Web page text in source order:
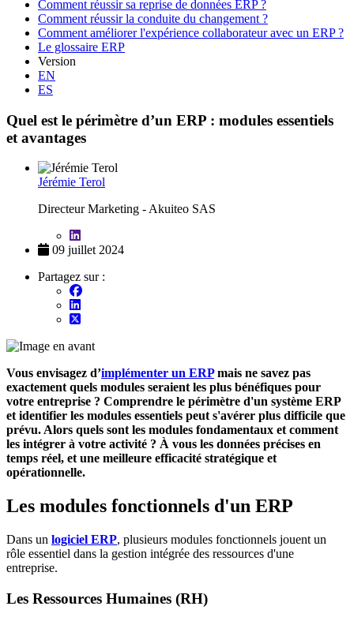
Comment réussir sa reprise de données ERP ?
Comment réussir la conduite du changement ?
Comment améliorer l'expérience collaborateur avec un ERP ?
Le glossaire ERP
Version
EN
ES
Quel est le périmètre d’un ERP : modules essentiels
et avantages
Jérémie Terol
Directeur Marketing - Akuiteo SAS
09 juillet 2024
Partagez sur :
Vous envisagez d’implémenter un ERPmais ne savez pas
exactement quels modules seraient les plus bénéfiques pour
votre entreprise ? Comprendre le périmètre d'un système ERP
et identifier les modules essentiels peut s'avérer plus difficile que
prévu. Alors quels sont les modules fondamentaux et comment
les intégrer à votre activité ? À vous les données précises en
temps réel, et une meilleure efficacité stratégique et
opérationnelle.
Les modules fonctionnels d'un ERP
Dans un logiciel ERP, plusieurs modules fonctionnels jouent un
rôle essentiel dans la gestion intégrée des ressources d'une
entreprise.
Les Ressources Humaines (RH)